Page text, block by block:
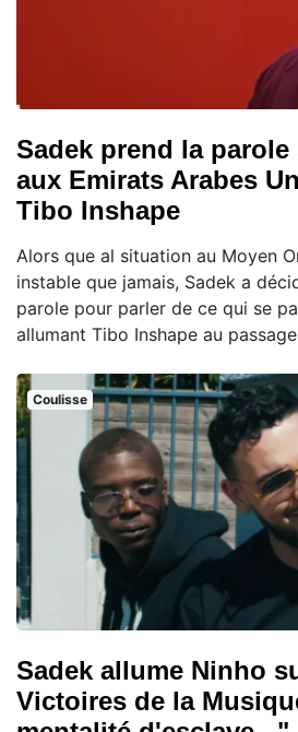
Sadek prend la
aux Emirats Arabes
Tibo Inshape
Alors que al situation au Moyen
instable que jamais, Sadek a
parole pour parler de ce qui se
allumant Tibo Inshape au
Coulisse
Sadek allume Ninho
Victoires de la